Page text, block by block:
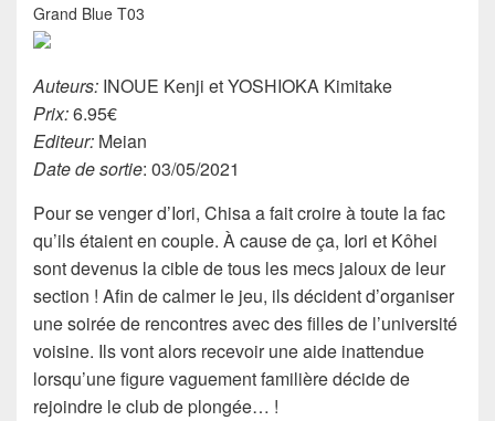
Grand Blue T03
Auteurs: INOUE Kenji et YOSHIOKA Kimitake
Prix:6.95€
Editeur: Meian
Date de sortie: 03/05/2021
Pour se venger d’Iori, Chisa a fait croire à toute la fac
qu’ils étaient en couple. À cause de ça, Iori et Kôhei
sont devenus la cible de tous les mecs jaloux de leur
section ! Afin de calmer le jeu, ils décident d’organiser
une soirée de rencontres avec des filles de l’université
voisine. Ils vont alors recevoir une aide inattendue
lorsqu’une figure vaguement familière décide de
rejoindre le club de plongée… !